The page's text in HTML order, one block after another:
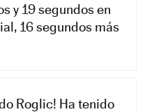
y 19 segundos en
16 segundos más
Roglic! Ha tenido